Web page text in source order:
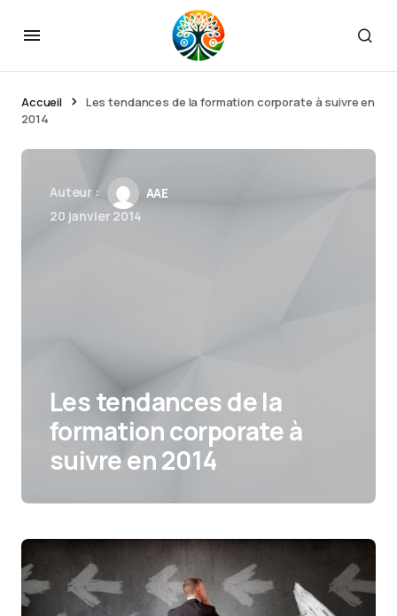
Accueil
Les tendances de la formation corporate à suivre en
2014
Auteur :
AAE
20 janvier 2014
Les tendances de la
formation corporate à
suivre en 2014